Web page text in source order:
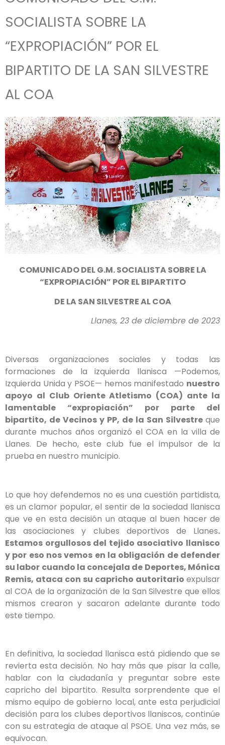
SOCIALISTA SOBRE LA
“EXPROPIACIÓN” POR EL
BIPARTITO DE LA SAN SILVESTRE
AL COA
COMUNICADO DEL G.M. SOCIALISTA SOBRE LA
“EXPROPIACIÓN” POR EL BIPARTITO
DE LA SAN SILVESTRE AL COA
Llanes, 23 de diciembre de 2023
Diversas organizaciones sociales y todas las
formaciones de la izquierda llanisca —Podemos,
Izquierda Unida y PSOE— hemos manifestado nuestro
apoyo al Club Oriente Atletismo (COA) ante la
lamentable “expropiación” por parte del
bipartito, de Vecinos y PP, de la San Silvestre que
durante muchos años organizó el COA en la villa de
Llanes. De hecho, este club fue el impulsor de la
prueba en nuestro municipio.
Lo que hoy defendemos no es una cuestión partidista,
es un clamor popular, el sentir de la sociedad llanisca
que ve en esta decisión un ataque al buen hacer de
las asociaciones y clubes deportivos de Llanes.
Estamos orgullosos del tejido asociativo llanisco
y por eso nos vemos en la obligación de defender
su labor cuando la concejala de Deportes, Mónica
Remis, ataca con su capricho autoritario expulsar
al COA de la organización de la San Silvestre que ellos
mismos crearon y sacaron adelante durante todo
este tiempo.
En definitiva, la sociedad llanisca está pidiendo que se
revierta esta decisión. No hay más que pisar la calle,
hablar con la ciudadanía y preguntar sobre este
capricho del bipartito. Resulta sorprendente que el
mismo equipo de gobierno local, ante esta perjudicial
decisión para los clubes deportivos llaniscos, continúe
con su estrategia de ataque al PSOE. Una vez más, se
equivocan.